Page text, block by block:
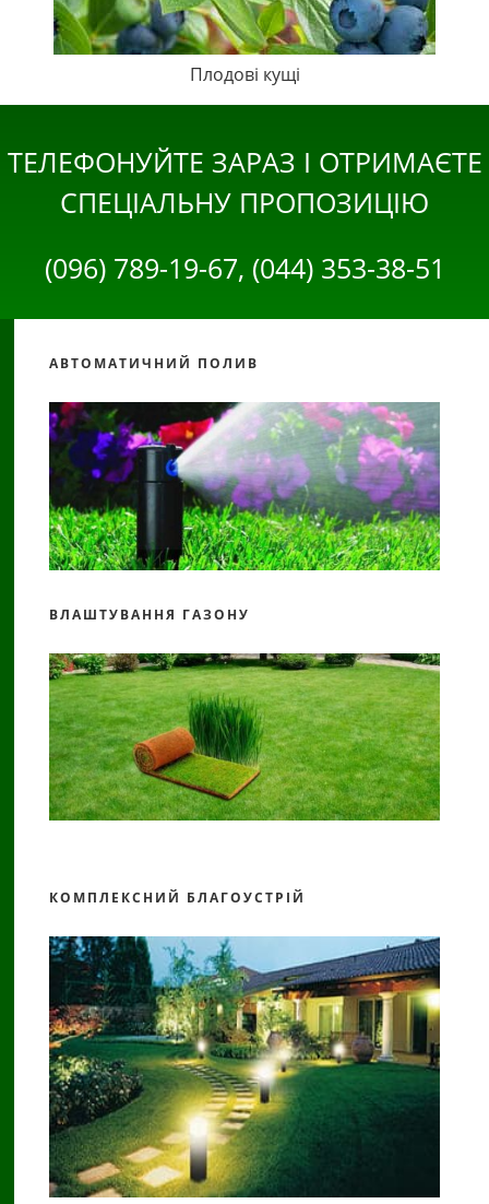
Плодові кущі
ТЕЛЕФОНУЙТЕ ЗАРАЗ І ОТРИМАЄТЕ
СПЕЦІАЛЬНУ ПРОПОЗИЦІЮ
(096) 789-19-67, (044) 353-38-51
АВТОМАТИЧНИЙ ПОЛИВ
ВЛАШТУВАННЯ ГАЗОНУ
КОМПЛЕКСНИЙ БЛАГОУСТРІЙ